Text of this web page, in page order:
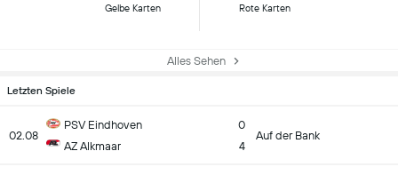
Gelbe Karten Rote Karten
Alles Sehen
Letzten Spiele
02.08
PSV Eindhoven
AZ Alkmaar
0
4
Auf der Bank